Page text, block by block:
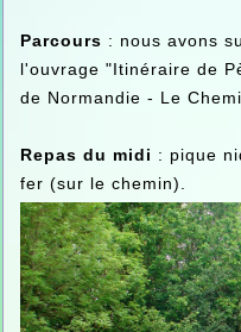
Parcours : nous avons
l'ouvrage "Itinéraire de
de Normandie - Le
Repas du midi : pique
fer (sur le chemin).